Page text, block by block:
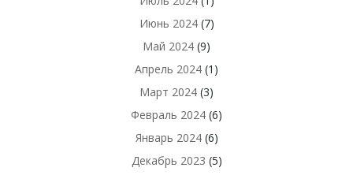
Июнь 2024(7)
Май 2024 (9)
Апрель 2024 (1)
Март 2024 (3)
Февраль 2024 (6)
Январь 2024(6)
Декабрь 2023 (5)